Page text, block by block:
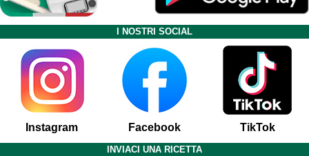
I NOSTRI SOCIAL
Instagram Facebook TikTok
INVIACI UNA RICETTA